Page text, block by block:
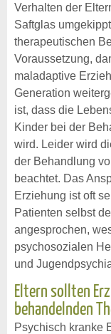
Verhalten der
Saftglas
therapeutischen
Voraussetzung,
maladaptive
Generation
ist, dass die
Kinder bei der
wird. Leider wird
der Behandlung
beachtet. Das
Erziehung ist oft
Patienten selbst
angesprochen,
psychosozialen
und
Eltern sollten
behandelnden
Psychisch kranke